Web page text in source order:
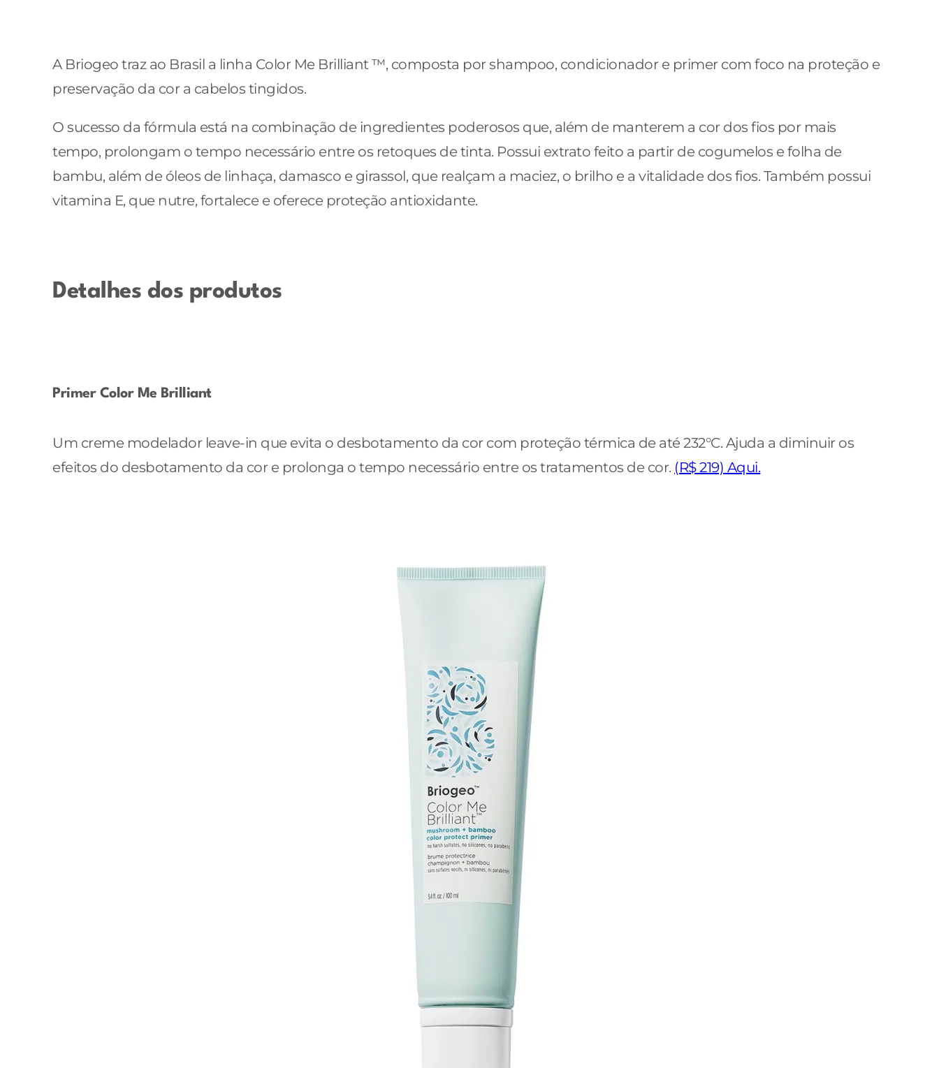
A Briogeo traz ao Brasil a linha Color Me Brilliant ™, composta por shampoo, condicionador e primer com foco na proteção e
preservação da cor a cabelos tingidos.
O sucesso da fórmula está na combinação de ingredientes poderosos que, além de manterem a cor dos fios por mais
tempo, prolongam o tempo necessário entre os retoques de tinta. Possui extrato feito a partir de cogumelos e folha de
bambu, além de óleos de linhaça, damasco e girassol, que realçam a maciez, o brilho e a vitalidade dos fios. Também possui
vitamina E, que nutre, fortalece e oferece proteção antioxidante.
Detalhes dos produtos
Primer Color Me Brilliant
Um creme modelador leave-in que evita o desbotamento da cor com proteção térmica de até 232°C. Ajuda a diminuir os
efeitos do desbotamento da cor e prolonga o tempo necessário entre os tratamentos de cor. (R$ 219) Aqui.